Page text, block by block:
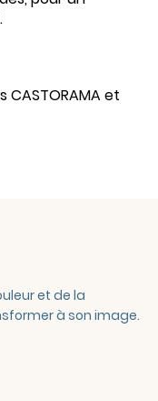
CASTORAMA et
et de la
à son image.